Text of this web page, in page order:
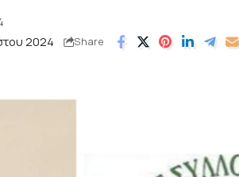
2024
Share